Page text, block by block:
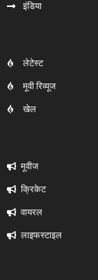
इंडिया
लेटेस्ट
मूवी रिव्यूज
खेल
मूवीज
क्रिकेट
वायरल
लाइफस्टाइल